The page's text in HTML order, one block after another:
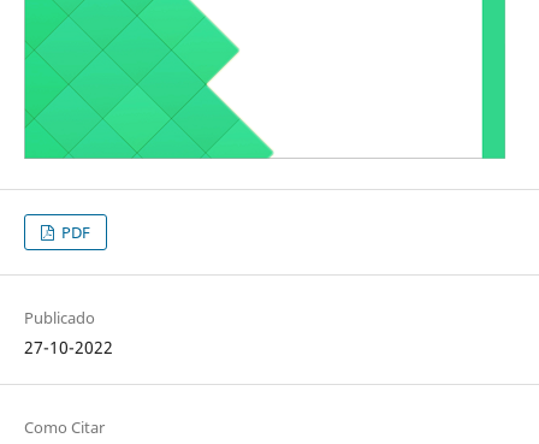
PDF
Publicado
27-10-2022
Como Citar